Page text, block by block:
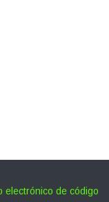
electrónico de código